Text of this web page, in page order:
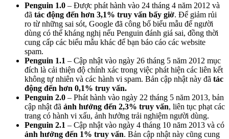
Penguin 1.0 – Được phát hành vào 24 tháng 4 năm 2012 và
đã tác động đến hơn 3,1% truy vấn bấy giờ. Để giảm rủi
ro từ những sai sót, Google đã công bố biểu mẫu để người
dùng có thể kháng nghị nếu Penguin đánh giá sai, đồng thời
cung cấp các biểu mẫu khác để bạn báo cáo các website
spam.
Penguin 1.1 – Cập nhật vào ngày 26 tháng 5 năm 2012 mục
đích là cải thiện độ chính xác trong việc phát hiện các liên kết
không tự nhiên và các hành vi spam. Bản cập nhật này đã tác
động đến hơn 0,1% truy vấn.
Penguin 2.0 – Phát hành vào ngày 22 tháng 5 năm 2013, bản
cập nhật đã ảnh hưởng đến 2,3% truy vấn, liên tục phạt các
trang có hành vi xấu, ảnh hưởng trải nghiệm người dùng.
Penguin 2.1 – Cập nhật vào ngày 4 tháng 10 năm 2013 và có
ảnh hưởng đến 1% truy vấn. Bản cập nhật này cũng cung